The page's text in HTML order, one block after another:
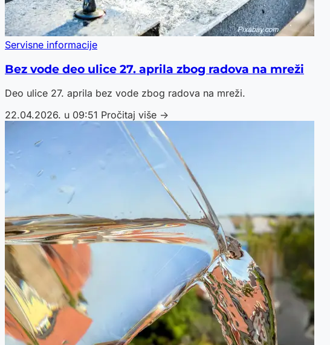
Servisne informacije
Bez vode deo ulice 27. aprila zbog radova na mreži
Deo ulice 27. aprila bez vode zbog radova na mreži.
22.04.2026. u 09:51 Pročitaj više →